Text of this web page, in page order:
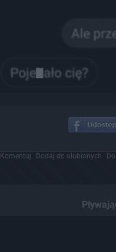
Komentuj Dodaj do ulubionych